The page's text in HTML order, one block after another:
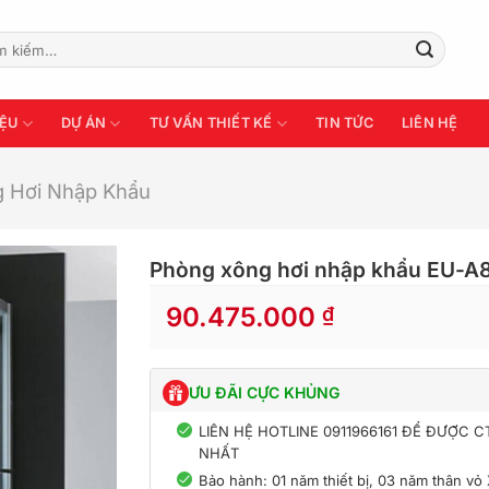
DỰ ÁN TƯ VẤN THIẾT KẾ TIN TỨC LIÊN HỆ
Hơi Nhập Khẩu
Phòng xông hơi nhập khẩu EU-
90.475.000₫
ƯU ĐÃI CỰC KHỦNG
LIÊN HỆ HOTLINE 0911966161 ĐỂ ĐƯỢC
NHẤT
Bảo hành: 01 năm thiết bị, 03 năm thân vỏ